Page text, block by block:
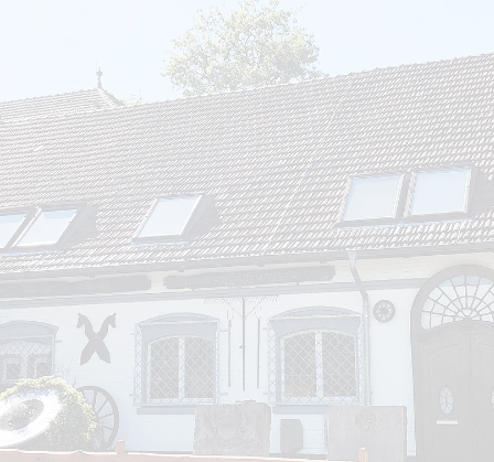
Aktuelles
Freizeitregion